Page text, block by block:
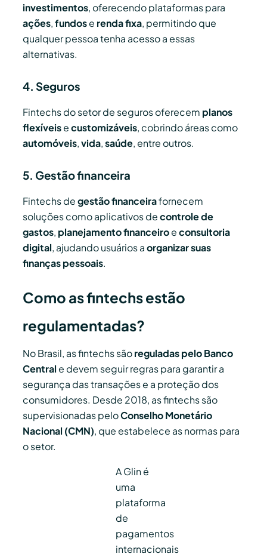
investimentos, oferecendo plataformas para
ações,fundose renda fixa, permitindo que
qualquer pessoa tenha acesso a essas
alternativas.
4. Seguros
Fintechs do setor de seguros oferecem planos
flexíveisecustomizáveis, cobrindo áreas como
automóveis,vida,saúde, entre outros.
5. Gestão financeira
Fintechs degestão financeirafornecem
soluções como aplicativos decontrole de
gastos, planejamento financeiroeconsultoria
digital, ajudando usuários aorganizar suas
finanças pessoais.
Como as fintechs estão
regulamentadas?
No Brasil, as fintechs sãoreguladas pelo Banco
Centrale devem seguir regras para garantir a
segurança das transações e a proteção dos
consumidores. Desde 2018, as fintechs são
supervisionadas peloConselho Monetário
Nacional (CMN), que estabelece as normas para
o setor.
A Glin é
uma
plataforma
de
pagamentos
internacionais